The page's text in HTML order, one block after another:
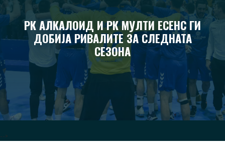
РК АЛКАЛОИД И РК МУЛТИ ЕСЕНС ГИ
ДОБИЈА РИВАЛИТЕ ЗА СЛЕДНАТА
СЕЗОНА
-->